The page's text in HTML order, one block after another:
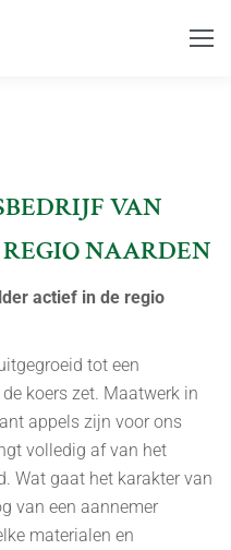
VAN
NAARDEN
actief in de regio
tot een
koers zet. Maatwerk in
appels zijn voor ons
volledig af van het
Wat gaat het karakter van
van een aannemer
materialen en